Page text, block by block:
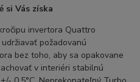
Vás získa
invertora Quattro
požadovanú
bez toho, aby sa opakovane
v interiéri stabilnú